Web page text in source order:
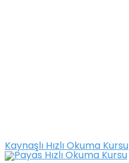
Kaynaşlı Hızlı Okuma Kursu